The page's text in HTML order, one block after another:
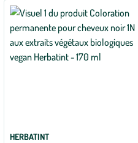
HERBATINT